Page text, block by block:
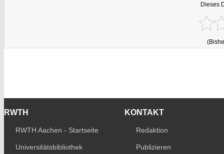
Dieses
RWTH
RWTH Aachen - Startseite
Universitätsbibliothek
KONTAKT
Redaktion
Publizieren